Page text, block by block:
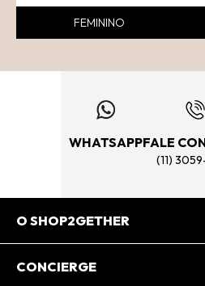
FEMININO
WHATSAPPFALE
(11)
O SHOP2GETHER
Sobre Nós
CONCIERGE